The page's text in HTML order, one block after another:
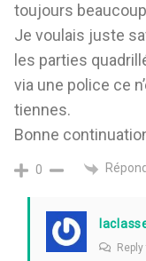
toujours
Je voulais juste
les parties
via une police ce
tiennes.
Bonne
0